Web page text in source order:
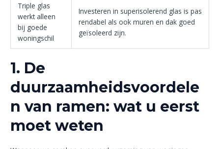
Triple glas
werkt alleen
bij goede
woningschil
Investeren in superisolerend glas is pas
rendabel als ook muren en dak goed
geïsoleerd zijn.
1. De
duurzaamheidsvoordele
n van ramen: wat u eerst
moet weten